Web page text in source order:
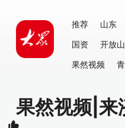
推荐 山东
国资
开放
果然视频
果然视频|来